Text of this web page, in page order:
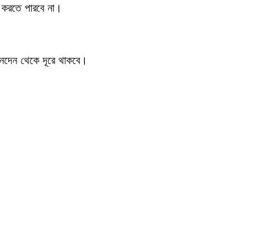
পারবে না।
থেকে দূরে থাকবে।